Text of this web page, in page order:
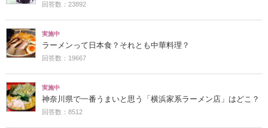
回答数：23892
実施中
ラーメンって日本食？それとも中華料理？
回答数：19667
実施中
神奈川県で一番うまいと思う「横浜家系ラーメン店」はどこ？
回答数：8512